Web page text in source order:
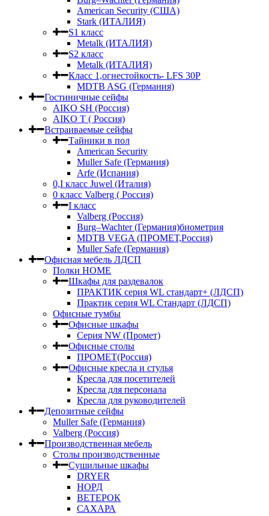
American Security (США)
Stark (ИТАЛИЯ)
S1 класс
Metalk (ИТАЛИЯ)
S2 класс
Metalk (ИТАЛИЯ)
Класс 1,огнестойкость- LFS 30P
MDTB ASG (Германия)
Гостиничные сейфы
AIKO SH (Россия)
AIKO Т ( Россия)
Встраиваемые сейфы
Тайники в пол
American Security
Muller Safe (Германия)
Arfe (Испания)
0,I класс Juwel (Италия)
0 класс Valberg ( Россия)
I класс
Valberg (Россия)
Burg–Wachter (Германия)биометрия
MDTB VEGA (ПРОМЕТ,Россия)
Muller Safe (Германия)
Офисная мебель ЛДСП
Полки HOME
Шкафы для раздевалок
ПРАКТИК серия WL стандарт+ (ЛДСП)
Практик серия WL Стандарт (ЛДСП)
Офисные тумбы
Офисные шкафы
Серия NW (Промет)
Офисные столы
ПРОМЕТ(Россия)
Офисные кресла и стулья
Кресла для посетителей
Кресла для персонала
Кресла для руководителей
Депозитные сейфы
Muller Safe (Германия)
Valberg (Россия)
Производственная мебель
Столы производственные
Сушильные шкафы
DRYER
НОРД
ВЕТЕРОК
САХАРА